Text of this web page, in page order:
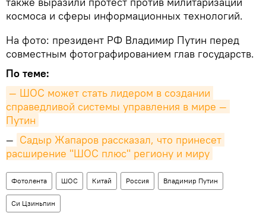
космоса и сферы информационных технологий.
На фото: президент РФ Владимир Путин перед
совместным фотографированием глав государств.
По теме:
— ШОС может стать лидером в создании
справедливой системы управления в мире —
Путин
— Садыр Жапаров рассказал, что принесет
расширение "ШОС плюс" региону и миру
Фотолента ШОС Китай Россия Владимир Путин
Си Цзиньпин